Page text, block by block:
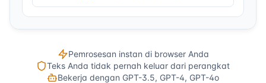
Pemrosesan instan di browser Anda
Teks Anda tidak pernah keluar dari perangkat
Bekerja dengan GPT-3.5, GPT-4, GPT-4o